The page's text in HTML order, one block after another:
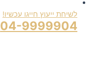
לשיחת ייעוץ חייגו עכשיו!
04-9999904